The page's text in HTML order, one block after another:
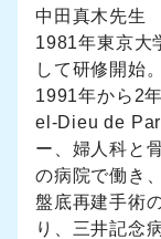
中田真木先生
1981年東京大
して研修開始。
1991年から2
el-Dieu de
ー、婦人科と
の病院で働き
盤底再建手術
り、三井記念